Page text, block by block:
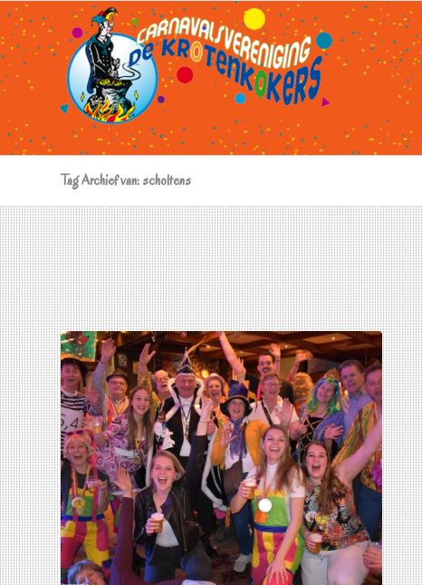
Tag Archief van: scholtens